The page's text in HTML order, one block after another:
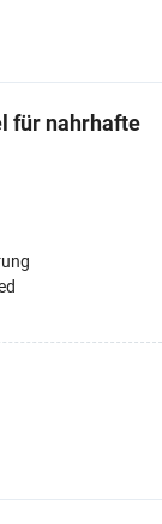
für nahrhafte